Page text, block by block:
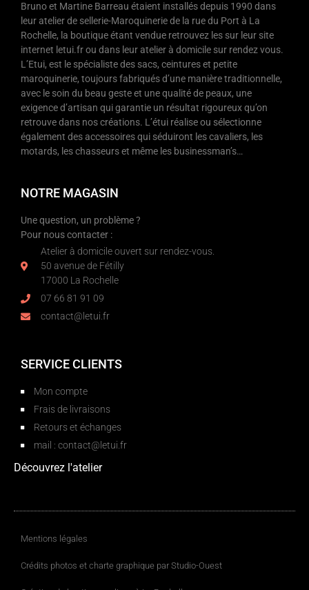
Bruno et Martine Barreau étaient installés depuis 1990 dans
leur atelier de sellerie-Maroquinerie de la rue du Port à La
Rochelle, la boutique étant vendue retrouvez les sur leur site
internet letui.fr ou dans leur atelier à domicile sur rendez vous.
L’Etui, est le spécialiste des sacs, ceintures et petite
maroquinerie, toujours fabriqués d’une manière traditionnelle,
avec le soin du beau geste et une qualité de peaux, une
exigence d’artisan qui garantie un résultat rigoureux qu’on
retrouve dans nos créations. L’étui réalise ou sélectionne
également des accessoires qui séduiront les cavaliers, les
motards, les chasseurs et même les businessman’s…
NOTRE MAGASIN
Une question, un problème ?
Pour nous contacter :
Atelier à domicile ouvert sur rendez-vous.
50 avenue de Fétilly
17000 La Rochelle
07 66 81 91 09
contact@letui.fr
SERVICE CLIENTS
Mon compte
Frais de livraisons
Retours et échanges
mail : contact@letui.fr
Découvrez l'atelier
Mentions légales
Crédits photos et charte graphique par Studio-Ouest